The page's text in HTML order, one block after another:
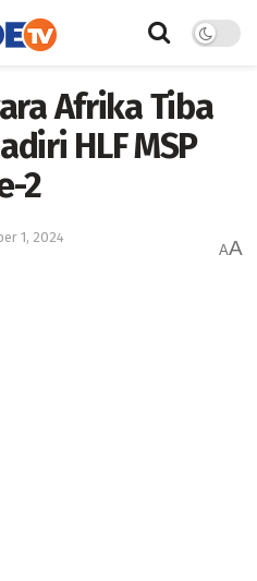
Afrika Tiba
HLF MSP
2
1, 2024
AA